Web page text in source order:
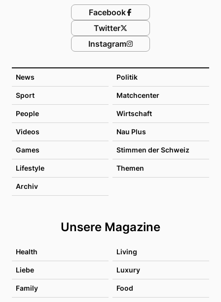
News Politik
Sport Matchcenter
People Wirtschaft
Videos Nau Plus
Games Stimmen der Schweiz
Lifestyle Themen
Archiv
Unsere Magazine
Health Living
Liebe Luxury
Family Food
Facebook
Twitter
Instagram